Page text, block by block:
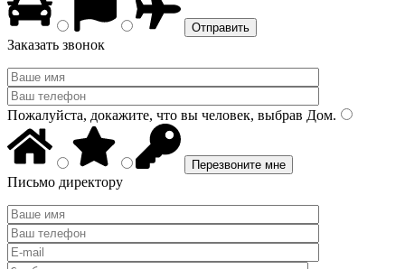
Заказать звонок
Пожалуйста, докажите, что вы человек, выбрав Дом.
Письмо директору